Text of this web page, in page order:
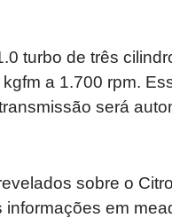
turbo de três
a 1.700 rpm.
será
sobre o
em